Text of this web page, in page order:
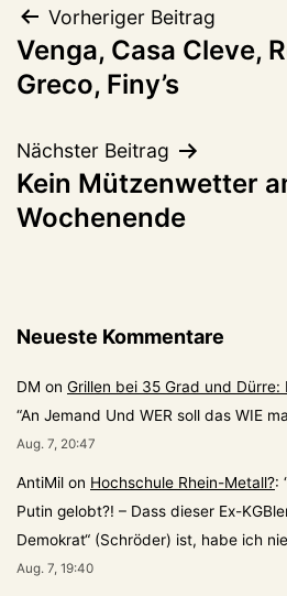
Vorheriger Beitrag
Venga, Casa Cleve,
Greco, Finy’s
Nächster Beitrag
Kein Mützenwetter
Wochenende
Neueste Kommentare
DM on Grillen bei 35 Grad und
“An Jemand Und WER soll das WIE
Aug. 7, 20:47
AntiMil on Hochschule Rhein-Metall?:
Putin gelobt?! – Dass dieser Ex-
Demokrat“ (Schröder) ist, habe ich
Aug. 7, 19:40